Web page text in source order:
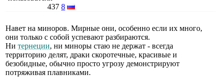
437 8
Навет на миноров. Мирные они, особенно если их много,
они только с собой успевают разбираются.
Ни тернеции, ни миноры стаю не держат - всегда
территорию делят, драки скоротечные, красивые и
безобидные, обычно просто угрозу демонстрируют
потряживая плавниками.